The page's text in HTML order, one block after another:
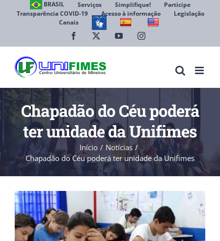
BRASIL Serviços Simplifique!
Participe
Transparência COVID-19
Acesso à informação
Legislação
Canais
Facebook YouTubeInstagram
Chapadão do Céu poderá
ter unidade da Unifimes
Início
Notícias
Chapadão do Céu poderá ter unidade da Unifimes
View
Larger
Image